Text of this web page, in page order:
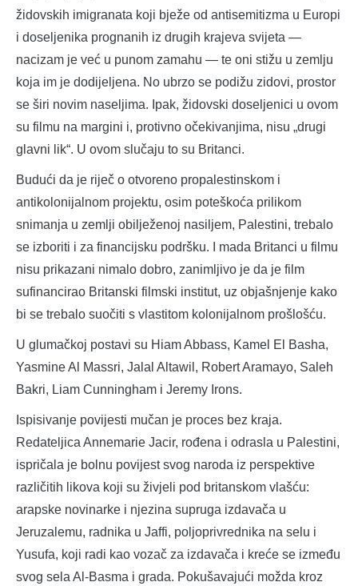
židovskih imigranata koji bježe od antisemitizma u Europi
i doseljenika prognanih iz drugih krajeva svijeta —
nacizam je već u punom zamahu — te oni stižu u zemlju
koja im je dodijeljena. No ubrzo se podižu zidovi, prostor
se širi novim naseljima. Ipak, židovski doseljenici u ovom
su filmu na margini i, protivno očekivanjima, nisu „drugi
glavni lik“. U ovom slučaju to su Britanci.
Budući da je riječ o otvoreno propalestinskom i
antikolonijalnom projektu, osim poteškoća prilikom
snimanja u zemlji obilježenoj nasiljem, Palestini, trebalo
se izboriti i za financijsku podršku. I mada Britanci u filmu
nisu prikazani nimalo dobro, zanimljivo je da je film
sufinancirao Britanski filmski institut, uz objašnjenje kako
bi se trebalo suočiti s vlastitom kolonijalnom prošlošću.
U glumačkoj postavi su Hiam Abbass, Kamel El Basha,
Yasmine Al Massri, Jalal Altawil, Robert Aramayo, Saleh
Bakri, Liam Cunningham i Jeremy Irons.
Ispisivanje povijesti mučan je proces bez kraja.
Redateljica Annemarie Jacir, rođena i odrasla u Palestini,
ispričala je bolnu povijest svog naroda iz perspektive
različitih likova koji su živjeli pod britanskom vlašću:
arapske novinarke i njezina supruga izdavača u
Jeruzalemu, radnika u Jaffi, poljoprivrednika na selu i
Yusufa, koji radi kao vozač za izdavača i kreće se između
svog sela Al-Basma i grada. Pokušavajući možda kroz